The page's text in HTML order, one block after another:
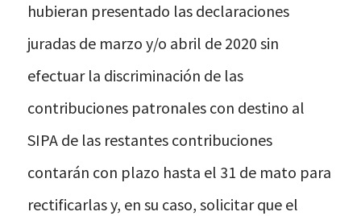
hubieran presentado las declaraciones
juradas de marzo y/o abril de 2020 sin
efectuar la discriminación de las
contribuciones patronales con destino al
SIPA de las restantes contribuciones
contarán con plazo hasta el 31 de mato para
rectificarlas y, en su caso, solicitar que el